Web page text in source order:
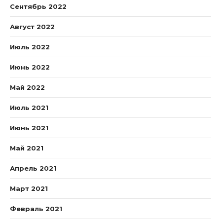
Сентябрь 2022
Август 2022
Июль 2022
Июнь 2022
Май 2022
Июль 2021
Июнь 2021
Май 2021
Апрель 2021
Март 2021
Февраль 2021